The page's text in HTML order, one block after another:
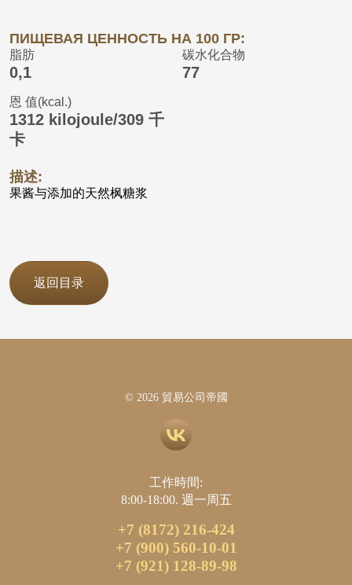
ПИЩЕВАЯ ЦЕННОСТЬ НА 100 ГР:
脂肪
0,1
碳水化合物
77
恩 值(kcal.)
1312 kilojoule/309 千
卡
描述:
果酱与添加的天然枫糖浆
返回目录
© 2026 貿易公司帝國
工作時間:
8:00-18:00. 週一周五
+7 (8172) 216-424
+7 (900) 560-10-01
+7 (921) 128-89-98